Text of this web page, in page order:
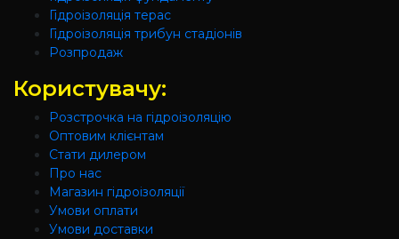
Гідроізоляція терас
Гідроізоляція трибун стадіонів
Розпродаж
Користувачу:
Розстрочка на гідроізоляцію
Оптовим клієнтам
Стати дилером
Про нас
Магазин гідроізоляції
Умови оплати
Умови доставки